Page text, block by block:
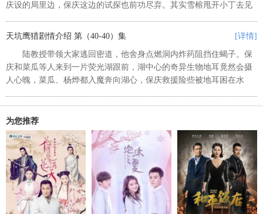
庆设的局里边，保庆这边的试探也前功尽弃。其实雪榕甩开小丁去见
历，他假意去往诊所最终令陆国华...
天坑鹰猎剧情介绍 第（40-40）集 [详情]
陆教授带领大家逃回密道，他舍身点燃洞内炸药阻挡住蝎子。保
庆和菜瓜等人来到一片荧光湖跟前，湖中心的奇异生物地耳竟然会摄
人心魄，菜瓜、杨烨都入魔奔向湖心，保庆救援险些被地耳困在水
渊。等保庆醒来却发现自己已经在...
为您推荐